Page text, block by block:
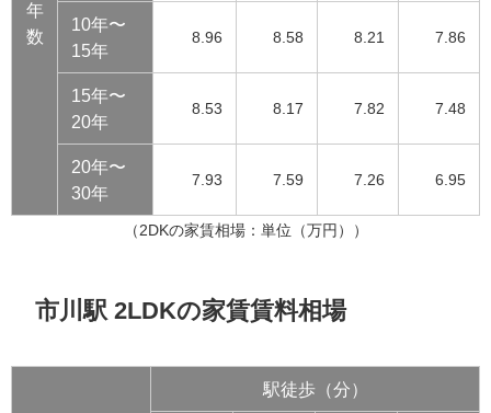
年
数
10年〜
15年
8.96 8.58 8.21 7.86
15年〜
20年
8.53 8.17 7.82 7.48
20年〜
30年
7.93 7.59 7.26 6.95
（2DKの家賃相場：単位（万円））
市川駅 2LDKの家賃賃料相場
駅徒歩（分）